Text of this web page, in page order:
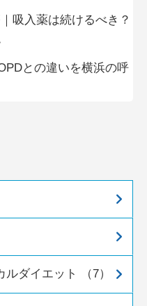
吸入薬は続けるべき？
との違いを横浜の呼
ダイエット （7）